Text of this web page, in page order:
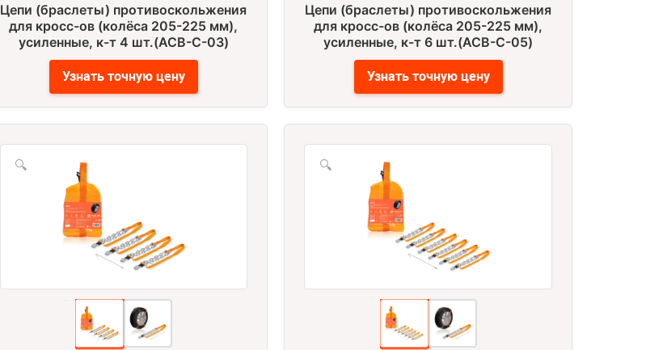
Цепи (браслеты) противоскольжения
для кросс-ов (колёса 205-225 мм),
усиленные, к-т 4 шт.(ACB-C-03)
Узнать точную цену
Цепи (браслеты) противоскольжения
для кросс-ов (колёса 205-225 мм),
усиленные, к-т 6 шт.(ACB-C-05)
Узнать точную цену
🔍 🔍